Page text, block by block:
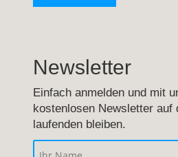
Newsletter
Einfach anmelden und mit
kostenlosen Newsletter auf
laufenden bleiben.